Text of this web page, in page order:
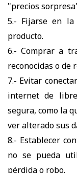
"precios
5.- Fijarse en
producto.
6.- Comprar a
reconocidas o de
7.- Evitar
internet de
segura, como la
ver alterado sus
8.- Establecer
no se pueda
pérdida o robo.